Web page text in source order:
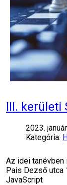
III. kerületi
2023.
Kategória:
Az idei tanévben
Pais Dezső utca
JavaScript